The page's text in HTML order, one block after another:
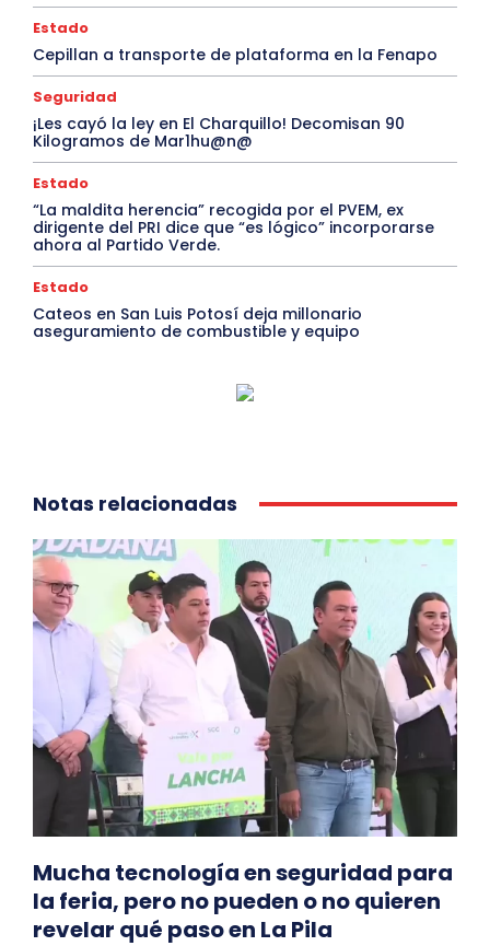
Estado
Cepillan a transporte de plataforma en la Fenapo
Seguridad
¡Les cayó la ley en El Charquillo! Decomisan 90
Kilogramos de Mar1hu@n@
Estado
“La maldita herencia” recogida por el PVEM, ex
dirigente del PRI dice que “es lógico” incorporarse
ahora al Partido Verde.
Estado
Cateos en San Luis Potosí deja millonario
aseguramiento de combustible y equipo
Notas relacionadas
Mucha tecnología en seguridad para
la feria, pero no pueden o no quieren
revelar qué paso en La Pila